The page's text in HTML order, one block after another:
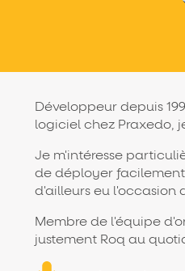
Développeur depuis
logiciel chez Praxedo,
Je m'intéresse
de déployer
d'ailleurs eu l'occasion
Membre de l'équipe
justement Roq au